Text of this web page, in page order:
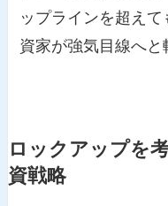
ップラインを超え
資家が強気目線へと
ロックアップを
資戦略